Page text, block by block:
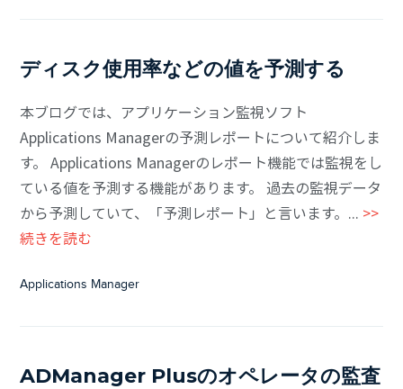
ディスク使用率などの値を予測する
本ブログでは、アプリケーション監視ソフト
Applications Managerの予測レポートについて紹介しま
す。 Applications Managerのレポート機能では監視をし
ている値を予測する機能があります。 過去の監視データ
から予測していて、「予測レポート」と言います。... >>
続きを読む
Applications Manager
ADManager Plusのオペレータの監査